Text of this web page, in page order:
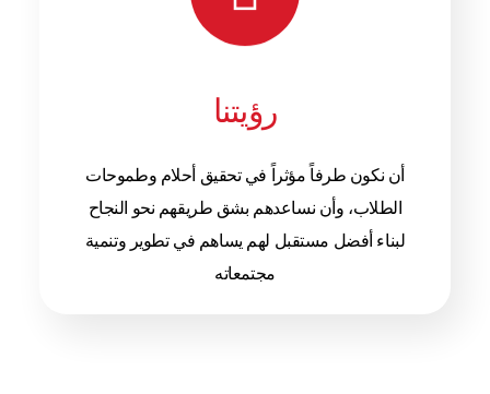
رؤيتنا
أن نكون طرفاً مؤثراً في تحقيق أحلام وطموحات
الطلاب، وأن نساعدهم بشق طريقهم نحو النجاح
لبناء أفضل مستقبل لهم يساهم في تطوير وتنمية
مجتمعاته